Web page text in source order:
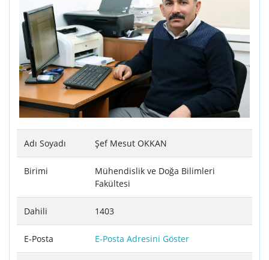
Adı Soyadı Şef Mesut OKKAN
Birimi
Mühendislik ve Doğa Bilimleri
Fakültesi
Dahili 1403
E-Posta E-Posta Adresini Göster